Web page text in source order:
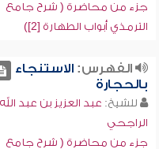
جزء من محاضرة ( شرح جامع
الترمذي أبواب الطهارة [2])
الفهرس:الاستنجاء
بالحجارة
للشيخ: عبد العزيز بن عبد الله
الراجحي
جزء من محاضرة ( شرح جامع